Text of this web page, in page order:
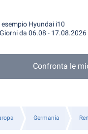
esempio Hyundai i10
da 06.08 - 17.08.2026
Confronta le
Germania